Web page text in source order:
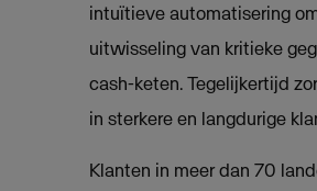
intuïtieve automatisering
uitwisseling van kritieke
cash-keten. Tegelijkertijd
in sterkere en langdurige
Klanten in meer dan 70